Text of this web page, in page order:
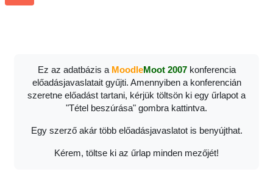
Ez az adatbázis a MoodleMoot 2007konferencia
előadásjavaslatait gyűjti. Amennyiben a konferencián
szeretne előadást tartani, kérjük töltsön ki egy űrlapot a
"Tétel beszúrása" gombra kattintva.
Egy szerző akár több előadásjavaslatot is benyújthat.
Kérem, töltse ki az űrlap minden mezőjét!